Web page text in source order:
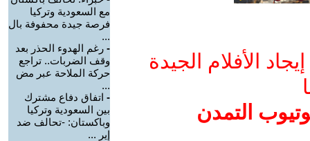
الأفلام الجيدة
التمدن
مع السعودية وتركيا
فرصة جيدة محفوفة بال
...
- رغم الهدوء الحذر بعد
وقف الضربات.. تراجع
حركة الملاحة عبر مض
...
- اتفاق دفاع مشترك
بين السعودية وتركيا
وباكستان: -تحالف ضد
إير ...